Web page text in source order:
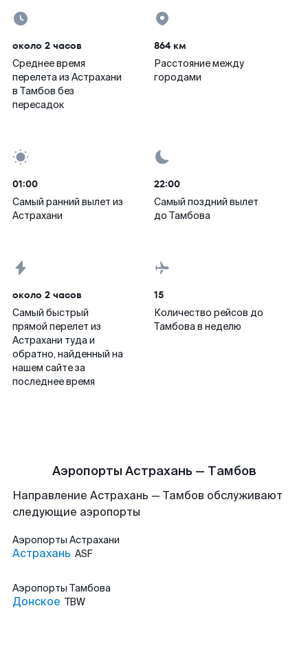
около 2 часов
Среднее время
перелета из Астрахани
в Тамбов без
пересадок
864 км
Расстояние между
городами
01:00
Самый ранний вылет из
Астрахани
22:00
Самый поздний вылет
до Тамбова
около 2 часов
Самый быстрый
прямой перелет из
Астрахани туда и
обратно, найденный на
нашем сайте за
последнее время
15
Количество рейсов до
Тамбова в неделю
Аэропорты Астрахань — Тамбов
Направление Астрахань — Тамбов обслуживают
следующие аэропорты
Аэропорты Астрахани
Астрахань ASF
Аэропорты Тамбова
Донское TBW